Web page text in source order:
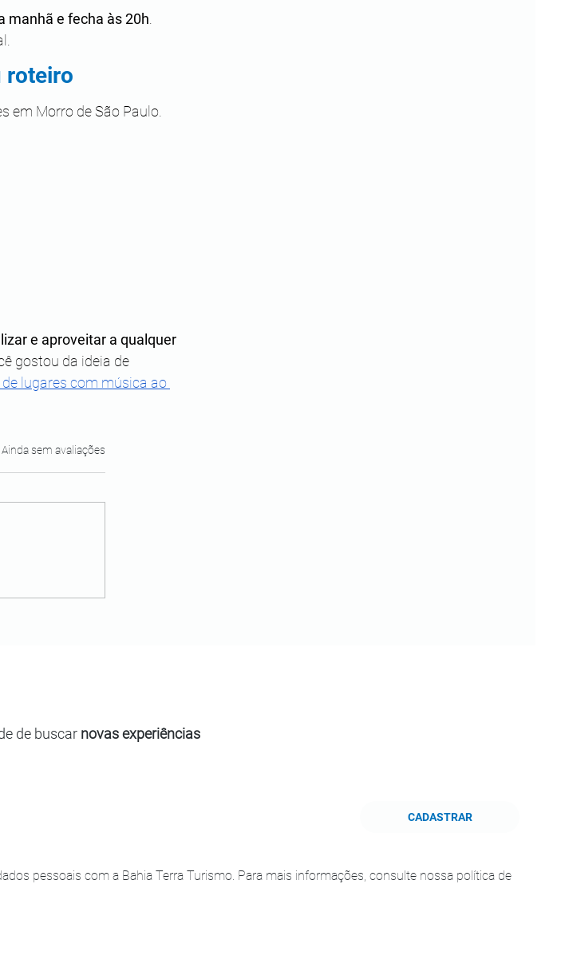
manhã e fecha às 20h
roteiro
em Morro de São Paulo.
e aproveitar a qualquer
gostou da ideia de
de lugares com música ao
de 5 estrelas.
Ainda sem avaliações
de buscar novas experiências
CADASTRAR
pessoais com a Bahia Terra Turismo. Para mais informações, consulte nossa política de